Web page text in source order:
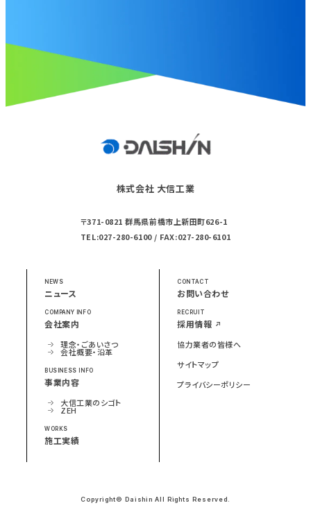
株式会社 大信工業
〒371-0821 群馬県前橋市上新田町626-1
TEL:027-280-6100 / FAX:027-280-6101
NEWS
ニュース
COMPANY INFO
会社案内
理念・ごあいさつ
会社概要・沿革
BUSINESS INFO
事業内容
大信工業のシゴト
ZEH
WORKS
施工実績
CONTACT
お問い合わせ
RECRUIT
採用情報
協力業者の皆様へ
サイトマップ
プライバシーポリシー
Copyright© Daishin All Rights Reserved.